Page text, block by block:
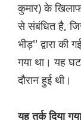
कुमार) के
से संबंधित है,
भीड़'' द्वारा
गया था। यह
दौरान हुई थी।
यह तर्क दिया